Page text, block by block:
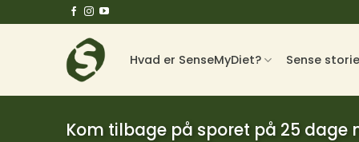
til
Hvad er SenseMyDiet? Sense
Kom tilbage på sporet på 25 dage